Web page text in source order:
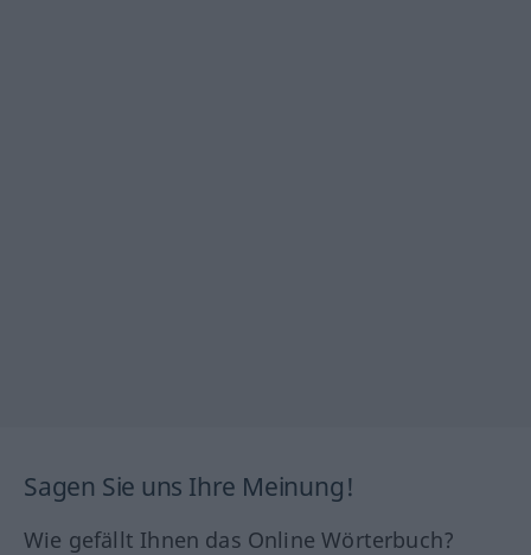
Sagen Sie uns Ihre Meinung!
Wie gefällt Ihnen das Online Wörterbuch?